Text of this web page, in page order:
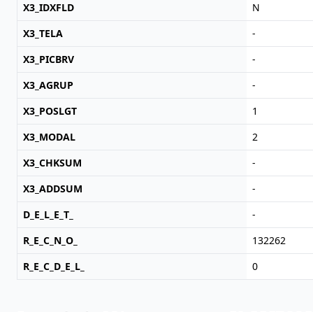
X3_IDXFLD
N
X3_TELA
-
X3_PICBRV
-
X3_AGRUP
-
X3_POSLGT
1
X3_MODAL
2
X3_CHKSUM
-
X3_ADDSUM
-
D_E_L_E_T_
-
R_E_C_N_O_
132262
R_E_C_D_E_L_
0